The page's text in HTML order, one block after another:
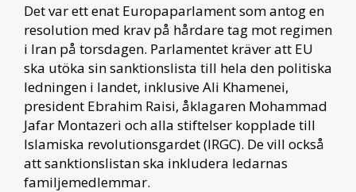
Det var ett enat Europaparlament som antog en
resolution med krav på hårdare tag mot regimen
i Iran på torsdagen. Parlamentet kräver att EU
ska utöka sin sanktionslista till hela den politiska
ledningen i landet, inklusive Ali Khamenei,
president Ebrahim Raisi, åklagaren Mohammad
Jafar Montazeri och alla stiftelser kopplade till
Islamiska revolutionsgardet (IRGC). De vill också
att sanktionslistan ska inkludera ledarnas
familjemedlemmar.